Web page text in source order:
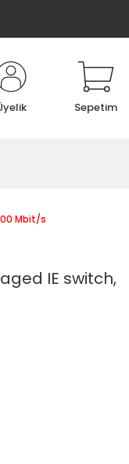
Sepetim
Mbit/s
IE switch,